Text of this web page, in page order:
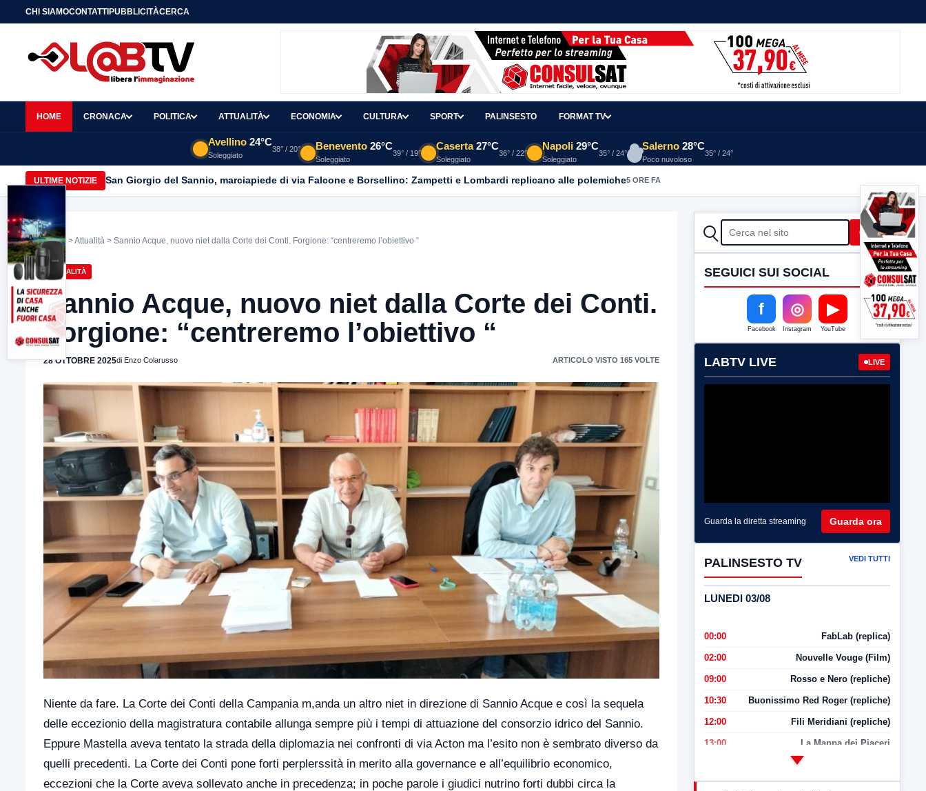
CHI SIAMOCONTATTIPUBBLICITÀCERCA
HOME CRONACA POLITICA ATTUALITÀ ECONOMIA CULTURA SPORT PALINSESTO FORMAT TV
Avellino 24°C
Soleggiato
38° / 20° Benevento 26°C
Soleggiato
39° / 19°
Caserta 27°C
Soleggiato
36° / 22°
Napoli 29°C
Soleggiato
35° / 24°
Salerno 28°C
Poco nuvoloso
35° / 24°
ULTIME NOTIZIE San Giorgio del Sannio, marciapiede di via Falcone e Borsellino: Zampetti e Lombardi replicano alle polemiche5 ORE FA
Home >Attualità > Sannio Acque, nuovo niet dalla Corte dei Conti. Forgione: “centreremo l’obiettivo “
ATTUALITÀ
Sannio Acque, nuovo niet dalla Corte dei Conti.
Forgione: “centreremo l’obiettivo “
28 OTTOBRE 2025di Enzo Colarusso ARTICOLO VISTO 165 VOLTE
Niente da fare. La Corte dei Conti della Campania m,anda un altro niet in direzione di Sannio Acque e così la sequela
delle eccezionio della magistratura contabile allunga sempre più i tempi di attuazione del consorzio idrico del Sannio.
Eppure Mastella aveva tentato la strada della diplomazia nei confronti di via Acton ma l’esito non è sembrato diverso da
quelli precedenti. La Corte dei Conti pone forti perplerssità in merito alla governance e all’equilibrio economico,
eccezioni che la Corte aveva sollevato anche in precedenza; in poche parole i giudici nutrino forti dubbi circa la
CERCA Cerca
SEGUICI SUI SOCIAL
f
Facebook
◎
Instagram
▶
YouTube
LABTV LIVE LIVE
Guarda la diretta streaming Guarda ora
PALINSESTO TV VEDI TUTTI
LUNEDI 03/08
00:00 FabLab (replica)
02:00 Nouvelle Vouge (Film)
09:00 Rosso e Nero (repliche)
10:30 Buonissimo Red Roger (repliche)
12:00 Fili Meridiani (repliche)
13:00 La Mappa dei Piaceri